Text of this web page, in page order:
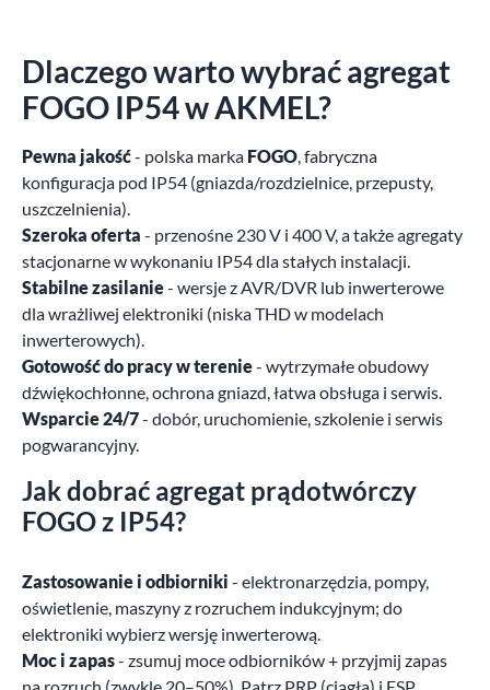
Dlaczego warto wybrać agregat
FOGO IP54 w AKMEL?
Pewna jakość- polska marka FOGO , fabryczna
konfiguracja pod IP54 (gniazda/rozdzielnice, przepusty,
uszczelnienia).
Szeroka oferta - przenośne 230 V i 400 V, a także agregaty
stacjonarne w wykonaniu IP54 dla stałych instalacji.
Stabilne zasilanie- wersje z AVR/DVR lub inwerterowe
dla wrażliwej elektroniki (niska THD w modelach
inwerterowych).
Gotowość do pracy w terenie- wytrzymałe obudowy
dźwiękochłonne, ochrona gniazd, łatwa obsługa i serwis.
Wsparcie 24/7- dobór, uruchomienie, szkolenie i serwis
pogwarancyjny.
Jak dobrać agregat prądotwórczy
FOGO z IP54?
Zastosowanie i odbiorniki - elektronarzędzia, pompy,
oświetlenie, maszyny z rozruchem indukcyjnym; do
elektroniki wybierz wersję inwerterową.
Moc i zapas- zsumuj moce odbiorników + przyjmij zapas
na rozruch (zwykle 20–50%). Patrz PRP (ciągła) i ESP